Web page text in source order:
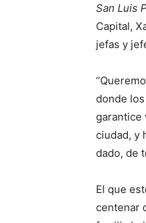
San Luis
Capital,
jefas y
donde
garantice
ciudad, y
dado, de
El que
centenar